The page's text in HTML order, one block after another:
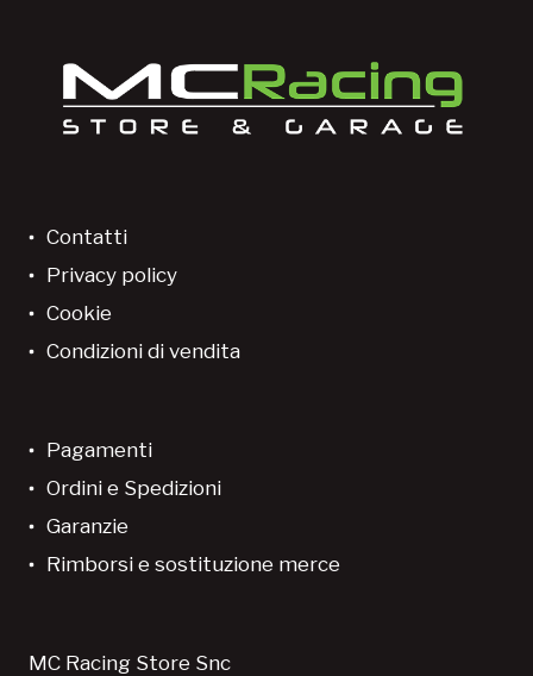
Contatti
Privacy policy
Cookie
Condizioni di vendita
Pagamenti
Ordini e Spedizioni
Garanzie
Rimborsi e sostituzione merce
MC Racing Store Snc